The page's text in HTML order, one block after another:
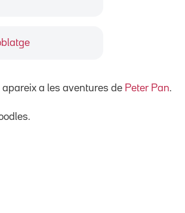
apareix a les aventures de Peter Pan.